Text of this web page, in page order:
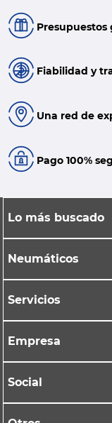
Fiabilidad y
Una red de
Pago 100%
Lo más buscado
Neumáticos
Servicios
Empresa
Social